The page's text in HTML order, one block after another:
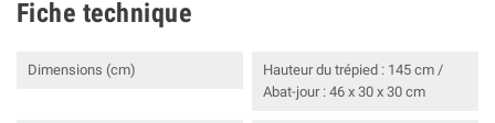
Fiche technique
Dimensions (cm)
Hauteur du trépied : 145 cm /
Abat-jour : 46 x 30 x 30 cm